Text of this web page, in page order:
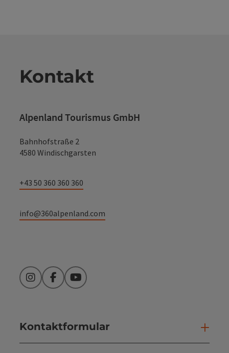
Kontakt
Alpenland Tourismus GmbH
Bahnhofstraße 2
4580 Windischgarsten
+43 50 360 360 360
info@360alpenland.com
InstagramFacebookYouTube
Kontaktformular